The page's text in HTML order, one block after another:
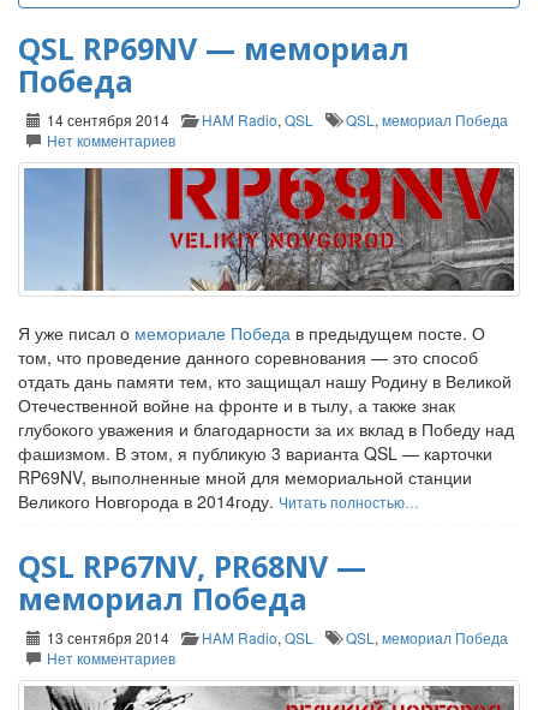
QSL RP69NV — мемориал
Победа
14 сентября 2014 HAM Radio, QSL QSL , мемориал Победа
Нет комментариев
Я уже писал о мемориале Победа в предыдущем посте. О
том, что проведение данного соревнования — это способ
отдать дань памяти тем, кто защищал нашу Родину в Великой
Отечественной войне на фронте и в тылу, а также знак
глубокого уважения и благодарности за их вклад в Победу над
фашизмом. В этом, я публикую 3 варианта QSL — карточки
RP69NV, выполненные мной для мемориальной станции
Великого Новгорода в 2014году. Читать полностью…
QSL RP67NV, PR68NV —
мемориал Победа
13 сентября 2014 HAM Radio, QSL QSL , мемориал Победа
Нет комментариев